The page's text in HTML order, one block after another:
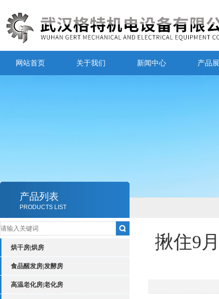
网站首页 关于我们 新闻中心 产品
产品列表
PRODUCTS LIST
烘干房|烘房
食品醒发房|发酵房
高温老化房|老化房
揪住9